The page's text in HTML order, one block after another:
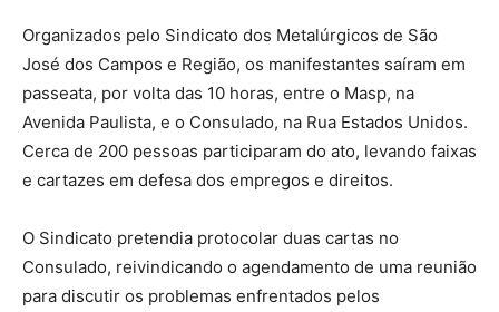
Organizados pelo Sindicato dos Metalúrgicos de São
José dos Campos e Região, os manifestantes saíram em
passeata, por volta das 10 horas, entre o Masp, na
Avenida Paulista, e o Consulado, na Rua Estados Unidos.
Cerca de 200 pessoas participaram do ato, levando faixas
e cartazes em defesa dos empregos e direitos.
O Sindicato pretendia protocolar duas cartas no
Consulado, reivindicando o agendamento de uma reunião
para discutir os problemas enfrentados pelos